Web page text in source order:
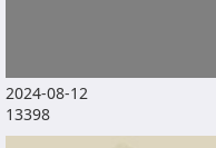
2024-08-12
13398